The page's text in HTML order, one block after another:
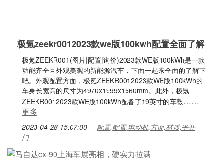
极氪zeekr0012023款we版100kwh配置全面了解
极氪ZEEKR001(图片|配置|询价)2023款WE版100kWh是一款
功能齐全且外观美观的新能源汽车，下面一起来全面的了解下
吧。外观配置方面，极氪ZEEKR0012023款WE版100kWh的
车身长宽高的尺寸为4970x1999x1560mm。此外，极氪
ZEEKR0012023款WE版100kWh配备了19英寸的车毂……
更多
2023-04-28 15:07:00
配置,配置,电动机,方面,材质,平开
门